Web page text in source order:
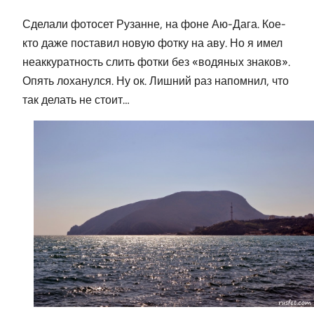
Сделали фотосет Рузанне, на фоне Аю-Дага. Кое-
кто даже поставил новую фотку на аву. Но я имел
неаккуратность слить фотки без «водяных знаков».
Опять лоханулся. Ну ок. Лишний раз напомнил, что
так делать не стоит…